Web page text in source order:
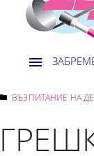
ВЪЗПИТАНИЕ НА